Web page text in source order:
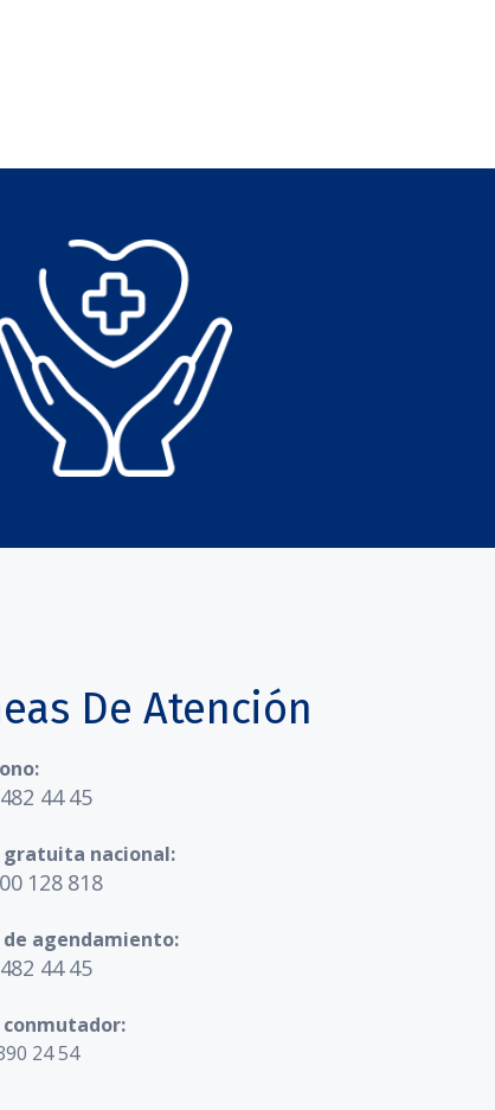
De Atención
44 45
gratuita nacional:
128 818
de agendamiento:
44 45
conmutador:
24 54